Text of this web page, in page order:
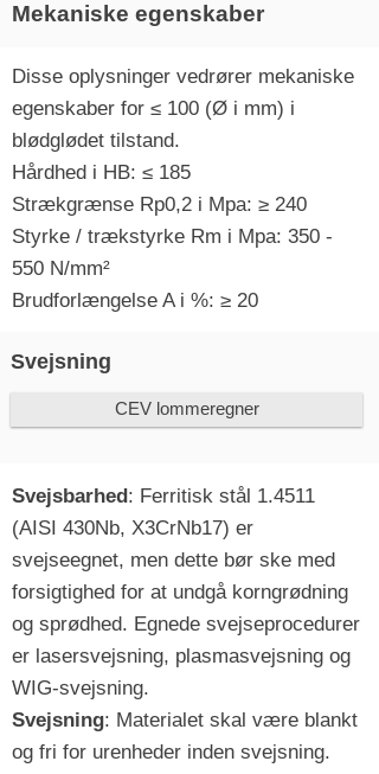
Mekaniske egenskaber
Disse oplysninger vedrører mekaniske
egenskaber for ≤ 100 (Ø i mm) i
blødglødet tilstand.
Hårdhed i HB: ≤ 185
Strækgrænse Rp0,2 i Mpa: ≥ 240
Styrke / trækstyrke Rm i Mpa: 350 -
550 N/mm²
Brudforlængelse A i %: ≥ 20
Svejsning
CEV lommeregner
Svejsbarhed: Ferritisk stål 1.4511
(AISI 430Nb, X3CrNb17) er
svejseegnet, men dette bør ske med
forsigtighed for at undgå korngrødning
og sprødhed. Egnede svejseprocedurer
er lasersvejsning, plasmasvejsning og
WIG-svejsning.
Svejsning: Materialet skal være blankt
og fri for urenheder inden svejsning.